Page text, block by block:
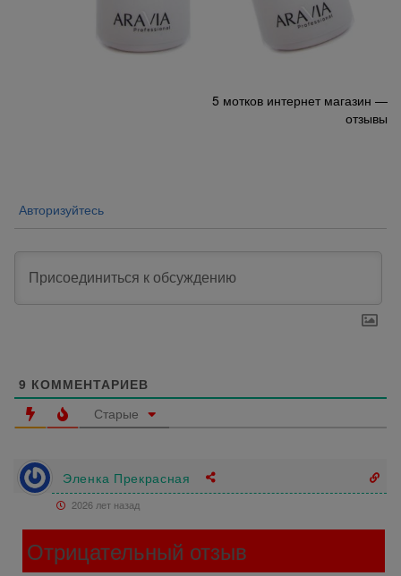
5 мотков интернет магазин —
отзывы
Авторизуйтесь
9 КОММЕНТАРИЕВ
Старые
Эленка Прекрасная
2026 лет назад
Отрицательный отзыв